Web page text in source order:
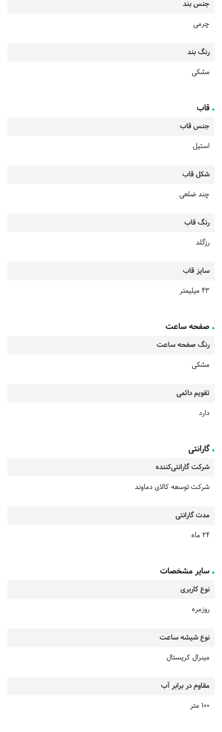
جنس بند
چرمی
رنگ بند
مشکی
قاب
جنس قاب
استیل
شکل قاب
چند ضلعی
رنگ قاب
رزگلد
سایز قاب
43 میلیمتر
صفحه ساعت
رنگ صفحه ساعت
مشکی
تقویم دائمی
دارد
گارانتی
شرکت گارانتی‌کننده
شرکت توسعه کالای دماوند
مدت گارانتی
24 ماه
سایر مشخصات
نوع کاربری
روزمره
نوع شیشه ساعت
مینرال کریستال
مقاوم در برابر آب
100 متر